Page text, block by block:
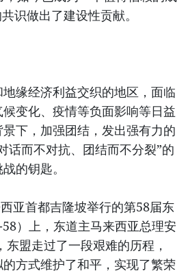
识做出了建设性贡献。
缘经济利益交织的地区，面临
变化、疫情等负面影响等日益
下，加强团结，发出强有力的
话而不对抗、团结而不分裂”的
的钥匙。
亚首都吉隆坡举行的第58届东
）上，东道主马来西亚总理安
东盟走过了一段艰难的历程，
方式维护了和平，实现了繁荣